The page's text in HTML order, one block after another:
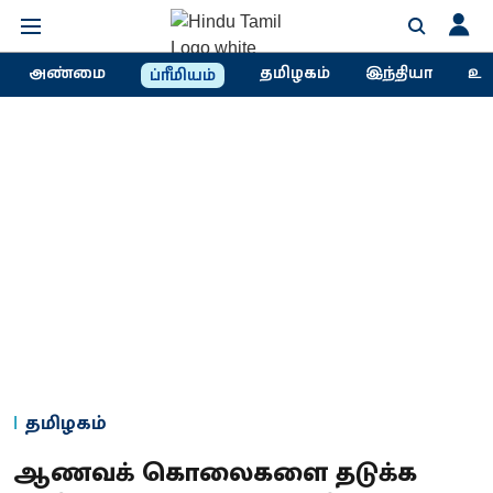
அண்மை ப்ரீமியம் தமிழகம் இந்தியா
தமிழகம்
ஆணவக் கொலைகளை தடுக்க